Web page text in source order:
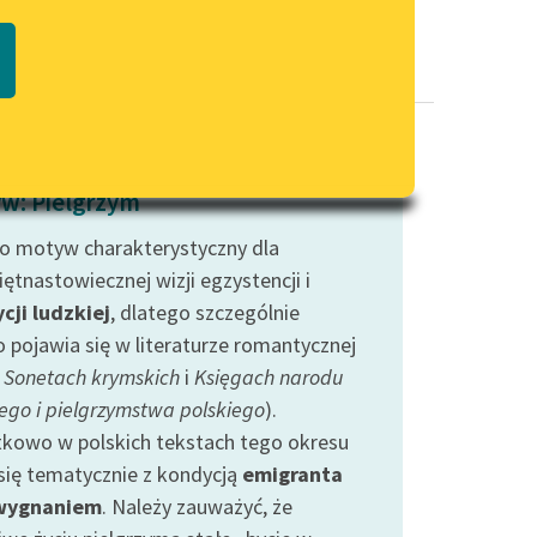
PDF
wrażliwych
Deklaracja dostępności
Pielgrzym
motyw charakterystyczny dla
wizji egzystencji i
ludzkiej, dlatego szczególnie
pojawia się w literaturze romantycznej
Sonetach krymskich i Księgach narodu
i pielgrzymstwa polskiego).
w polskich tekstach tego okresu
tematycznie z kondycją emigranta
. Należy zauważyć, że